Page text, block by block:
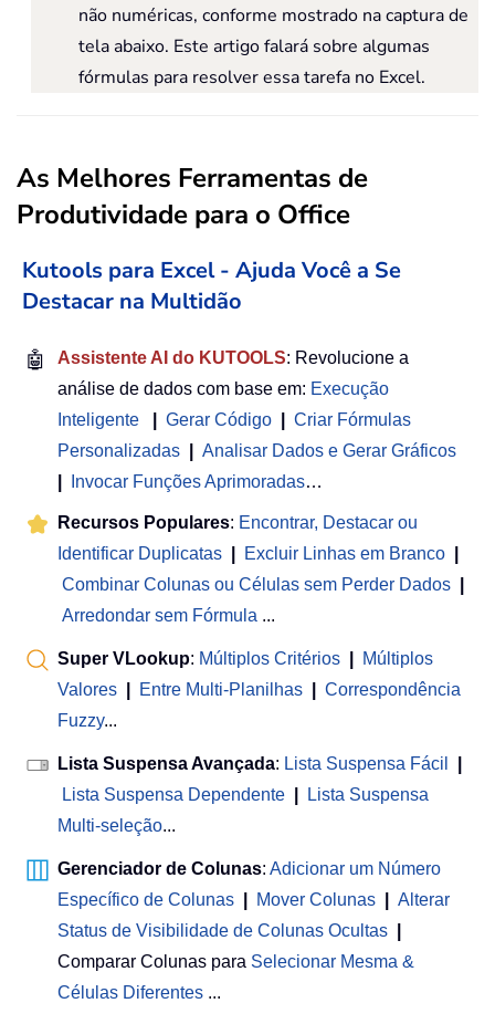
não numéricas, conforme mostrado na captura de
tela abaixo. Este artigo falará sobre algumas
fórmulas para resolver essa tarefa no Excel.
As Melhores Ferramentas de
Produtividade para o Office
Kutools para Excel - Ajuda Você a Se
Destacar na Multidão
🤖 Assistente AI do KUTOOLS: Revolucione a
análise de dados com base em: Execução
Inteligente
Gerar Código
Criar Fórmulas
Personalizadas
Analisar Dados e Gerar Gráficos
Invocar Funções Aprimoradas…
Recursos Populares: Encontrar, Destacar ou
Identificar Duplicatas
Excluir Linhas em Branco
Combinar Colunas ou Células sem Perder Dados
Arredondar sem Fórmula ...
Super VLookup: Múltiplos Critérios
Múltiplos
Valores
Entre Multi-Planilhas
Correspondência
Fuzzy...
Lista Suspensa Avançada: Lista Suspensa Fácil
Lista Suspensa Dependente
Lista Suspensa
Multi-seleção...
Gerenciador de Colunas: Adicionar um Número
Específico de Colunas
Mover Colunas
Alterar
Status de Visibilidade de Colunas Ocultas
Comparar Colunas para Selecionar Mesma &
Células Diferentes ...